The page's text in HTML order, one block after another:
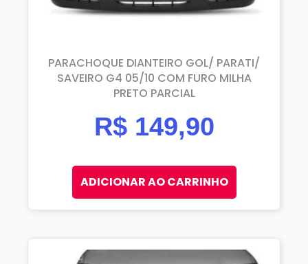
PARACHOQUE DIANTEIRO GOL/ PARATI/
SAVEIRO G4 05/10 COM FURO MILHA
PRETO PARCIAL
R$149,90
ADICIONAR AO CARRINHO